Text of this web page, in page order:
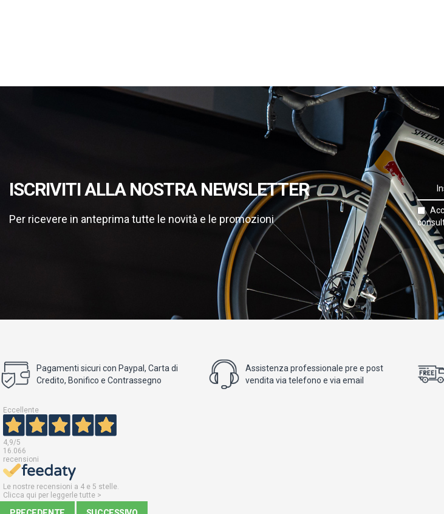
ISCRIVITI ALLA NOSTRA NEWSLETTER
Per ricevere in anteprima tutte le novità e le promozioni
Pagamenti sicuri con Paypal, Carta di
Credito, Bonifico e Contrassegno
Assistenza professionale pre e post
vendita via telefono e via email
Eccellente
4,9/5
16.066
recensioni
Le nostre recensioni a 4 e 5 stelle.
Clicca qui per leggerle tutte >